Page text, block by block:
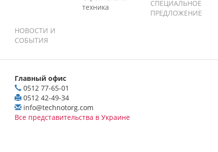
техника
СПЕЦИАЛЬНОЕ
ПРЕДЛОЖЕНИЕ
НОВОСТИ И
СОБЫТИЯ
Главный офис
0512 77-65-01
0512 42-49-34
info@technotorg.com
Все представительства в Украине